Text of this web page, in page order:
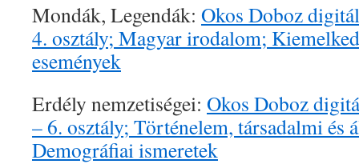
Mondák, Legendák: Okos Doboz
4. osztály; Magyar irodalom;
események
Erdély nemzetiségei: Okos Doboz
– 6. osztály; Történelem, társadalmi és
Demográfiai ismeretek